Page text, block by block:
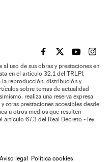
EL PAÍS BRASIL EN
EL PAÍSEL PAÍS
EL
al uso de sus obras y prestaciones en
en el artículo 32.1 del TRLPI;
la reproducción, distribución y
sobre temas de actualidad
realiza una reserva expresa
otras prestaciones accesibles desde
u otros medios que resulten
artículo 67.3 del Real Decreto - ley
Aviso legal Política cookies